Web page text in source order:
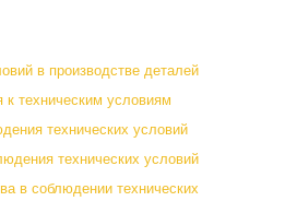
в производстве деталей
техническим условиям
технических условий
технических условий
в соблюдении технических